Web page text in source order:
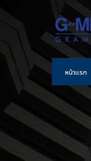
หน้าแรก